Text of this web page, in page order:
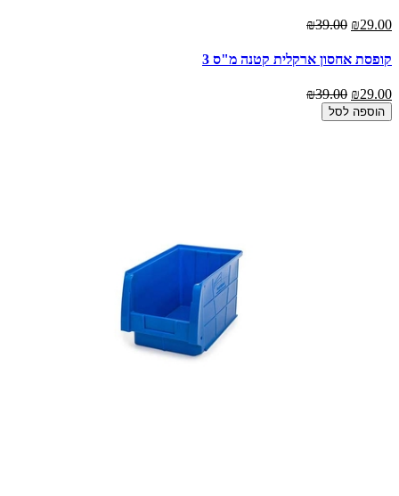
₪29.00
₪39.00
קופסת אחסון ארקלית קטנה מ"ס 3
₪29.00
₪39.00
הוספה לסל